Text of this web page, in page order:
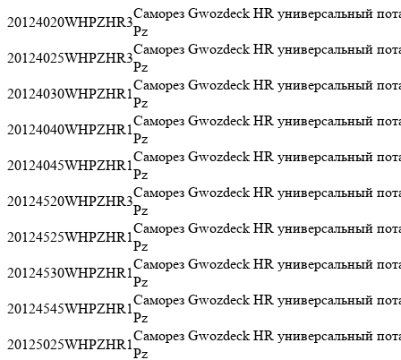
20124020WHPZHR3
Саморез Gwozdeck HR универсальный
Pz
20124025WHPZHR3
Саморез Gwozdeck HR универсальный
Pz
20124030WHPZHR1
Саморез Gwozdeck HR универсальный
Pz
20124040WHPZHR1
Саморез Gwozdeck HR универсальный
Pz
20124045WHPZHR1
Саморез Gwozdeck HR универсальный
Pz
20124520WHPZHR3
Саморез Gwozdeck HR универсальный
Pz
20124525WHPZHR1
Саморез Gwozdeck HR универсальный
Pz
20124530WHPZHR1
Саморез Gwozdeck HR универсальный
Pz
20124545WHPZHR1
Саморез Gwozdeck HR универсальный
Pz
20125025WHPZHR1
Саморез Gwozdeck HR универсальный
Pz